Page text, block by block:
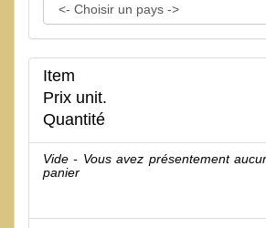
Item
Prix unit.
Quantité
Vide - Vous avez présentement
panier